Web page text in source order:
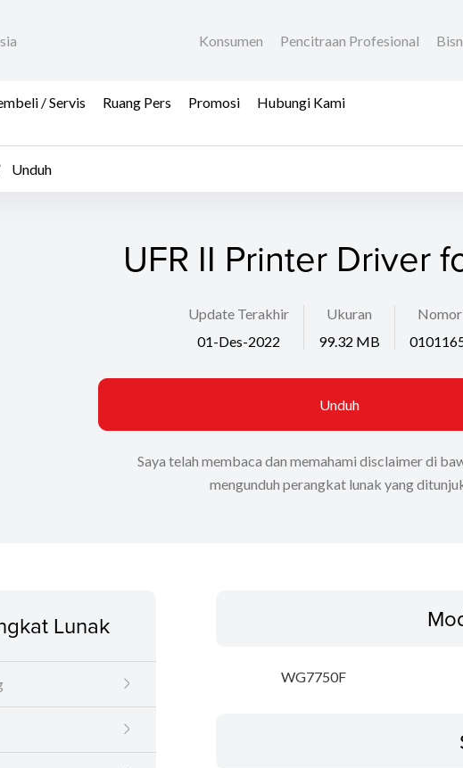
Konsumen Pencitraan Profesional
/ Servis Ruang Pers Promosi Hubungi Kami
Unduh
UFR II Printer Driver
Update Terakhir
01-Des-2022
Ukuran
99.32 MB
Nomor
Unduh
Saya telah membaca dan memahami disclaimer di
mengunduh perangkat lunak yang
Lunak
WG7750F